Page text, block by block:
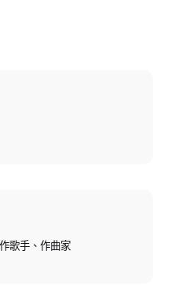
歌手、作曲家